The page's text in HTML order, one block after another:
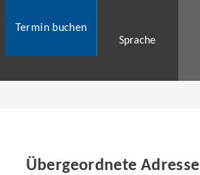
Termin buchen
Sprache
Übergeordnete Adresse